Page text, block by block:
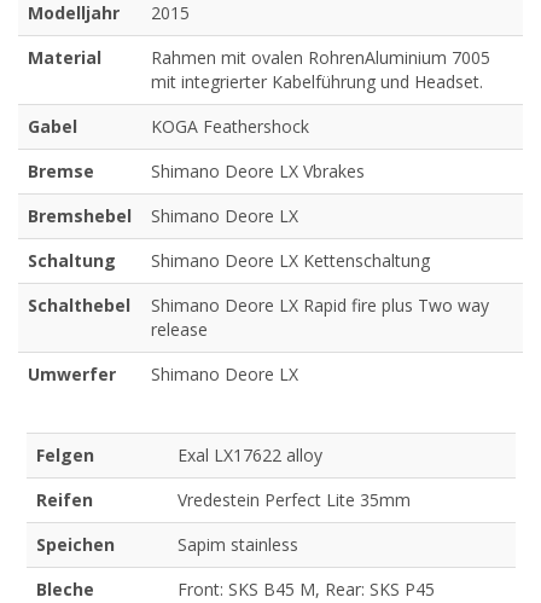
Modelljahr
2015
Material
Rahmen mit ovalen RohrenAluminium 7005
mit integrierter Kabelführung und Headset.
Gabel
KOGA Feathershock
Bremse
Shimano Deore LX Vbrakes
Bremshebel
Shimano Deore LX
Schaltung
Shimano Deore LX Kettenschaltung
Schalthebel
Shimano Deore LX Rapid fire plus Two way
release
Umwerfer
Shimano Deore LX
Felgen
Exal LX17622 alloy
Reifen
Vredestein Perfect Lite 35mm
Speichen
Sapim stainless
Bleche
Front: SKS B45 M, Rear: SKS P45